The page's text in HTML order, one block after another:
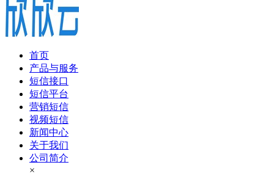
首页
产品与服务
短信接口
短信平台
营销短信
视频短信
新闻中心
关于我们
公司简介
×